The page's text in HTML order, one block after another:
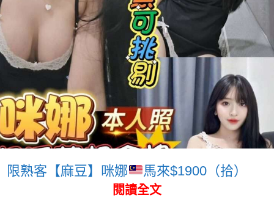
限熟客【麻豆】咪娜 馬來$1900（拾）
閱讀全文